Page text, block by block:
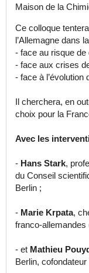
Maison de la
Ce colloque
l’Allemagne dans
- face au risque
- face aux crises
- face à l’évolution
Il cherchera, en
choix pour la
Avec les
- Hans Stark,
du Conseil
Berlin ;
- Marie Krpata,
franco-allemandes
- et Mathieu
Berlin,